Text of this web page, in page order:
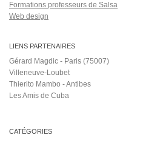
Formations professeurs de Salsa
Web design
LIENS PARTENAIRES
Gérard Magdic - Paris (75007)
Villeneuve-Loubet
Thierito Mambo - Antibes
Les Amis de Cuba
CATÉGORIES